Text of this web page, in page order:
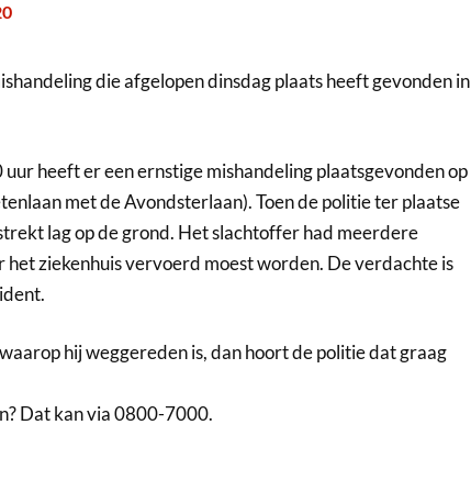
die afgelopen dinsdag plaats heeft gevonden in
heeft er een ernstige mishandeling plaatsgevonden op
met de Avondsterlaan). Toen de politie ter plaatse
lag op de grond. Het slachtoffer had meerdere
ziekenhuis vervoerd moest worden. De verdachte is
hij weggereden is, dan hoort de politie dat graag
Dat kan via 0800-7000.